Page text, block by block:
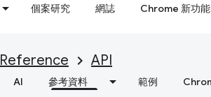
個案研究 網誌 Chrome 新功能
Reference API
AI 參考資料 範例